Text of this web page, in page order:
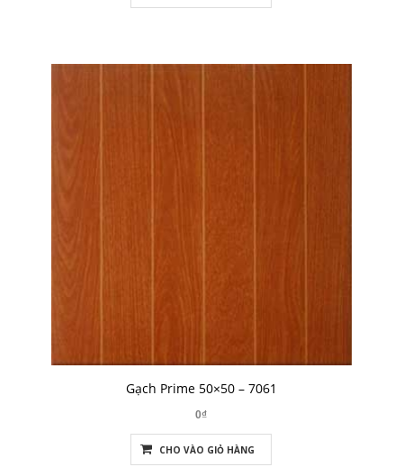
Gạch Prime 50×50 – 7061
0₫
CHO VÀO GIỎ HÀNG